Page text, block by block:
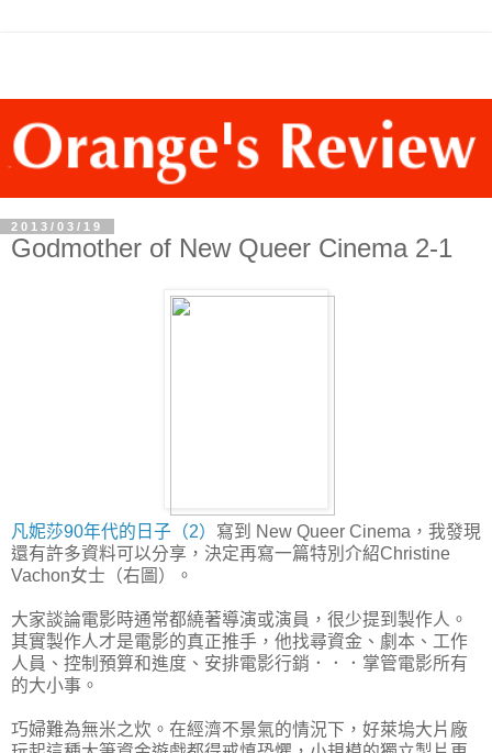
2013/03/19
Godmother of New Queer Cinema 2-1
凡妮莎90年代的日子（2） 寫到 New Queer Cinema，我發現
還有許多資料可以分享，決定再寫一篇特別介紹Christine
Vachon女士（右圖）。
大家談論電影時通常都繞著導演或演員，很少提到製作人。
其實製作人才是電影的真正推手，他找尋資金、劇本、工作
人員、控制預算和進度、安排電影行銷．．．掌管電影所有
的大小事。
巧婦難為無米之炊。在經濟不景氣的情況下，好萊塢大片廠